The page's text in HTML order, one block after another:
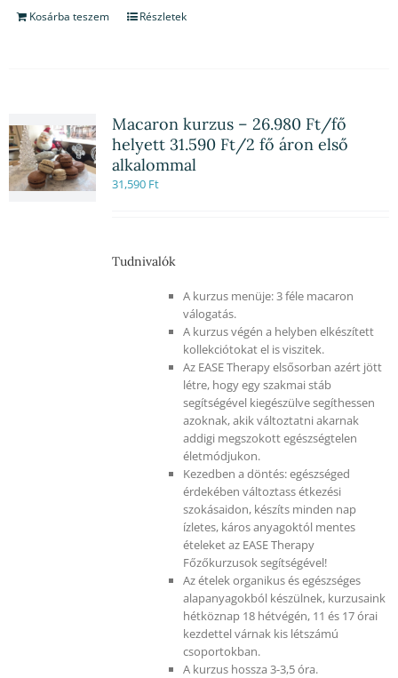
Kosárba teszem Részletek
Macaron kurzus – 26.980 Ft/fő
helyett 31.590 Ft/2 fő áron első
alkalommal
31,590 Ft
Tudnivalók
A kurzus menüje: 3 féle macaron
válogatás.
A kurzus végén a helyben elkészített
kollekciótokat el is viszitek.
Az EASE Therapy elsősorban azért jött
létre, hogy egy szakmai stáb
segítségével kiegészülve segíthessen
azoknak, akik változtatni akarnak
addigi megszokott egészségtelen
életmódjukon.
Kezedben a döntés: egészséged
érdekében változtass étkezési
szokásaidon, készíts minden nap
ízletes, káros anyagoktól mentes
ételeket az EASE Therapy
Főzőkurzusok segítségével!
Az ételek organikus és egészséges
alapanyagokból készülnek, kurzusaink
hétköznap 18 hétvégén, 11 és 17 órai
kezdettel várnak kis létszámú
csoportokban.
A kurzus hossza 3-3,5 óra.